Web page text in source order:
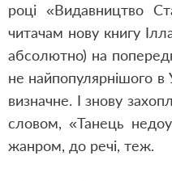
році «Видавництво
читачам нову книгу
абсолютно) на
не найпопулярнішого в
визначне. І знову
словом, «Танець
жанром, до речі, теж.